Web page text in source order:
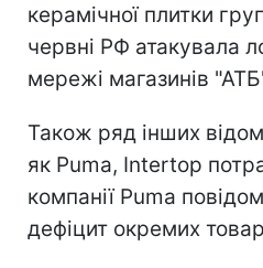
керамічної плитки
червні РФ атакувала
мережі магазинів
Також ряд інших
як Puma, Intertop
компанії Puma
дефіцит окремих